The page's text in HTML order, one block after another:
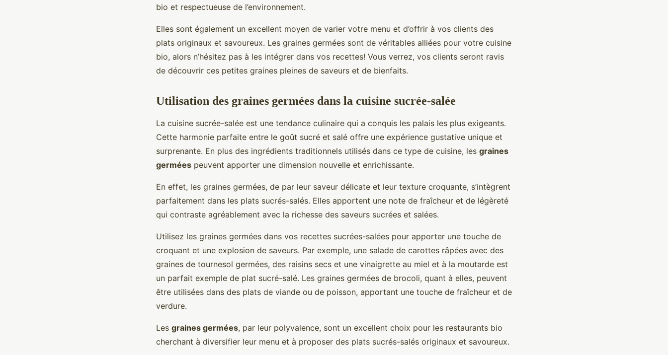
bio et respectueuse de l’environnement.
Elles sont également un excellent moyen de varier votre menu et d’offrir à vos clients des
plats originaux et savoureux. Les graines germées sont de véritables alliées pour votre cuisine
bio, alors n’hésitez pas à les intégrer dans vos recettes! Vous verrez, vos clients seront ravis
de découvrir ces petites graines pleines de saveurs et de bienfaits.
Utilisation des graines germées dans la cuisine sucrée-salée
La cuisine sucrée-salée est une tendance culinaire qui a conquis les palais les plus exigeants.
Cette harmonie parfaite entre le goût sucré et salé offre une expérience gustative unique et
surprenante. En plus des ingrédients traditionnels utilisés dans ce type de cuisine, les graines
germées peuvent apporter une dimension nouvelle et enrichissante.
En effet, les graines germées, de par leur saveur délicate et leur texture croquante, s’intègrent
parfaitement dans les plats sucrés-salés. Elles apportent une note de fraîcheur et de légèreté
qui contraste agréablement avec la richesse des saveurs sucrées et salées.
Utilisez les graines germées dans vos recettes sucrées-salées pour apporter une touche de
croquant et une explosion de saveurs. Par exemple, une salade de carottes râpées avec des
graines de tournesol germées, des raisins secs et une vinaigrette au miel et à la moutarde est
un parfait exemple de plat sucré-salé. Les graines germées de brocoli, quant à elles, peuvent
être utilisées dans des plats de viande ou de poisson, apportant une touche de fraîcheur et de
verdure.
Les graines germées, par leur polyvalence, sont un excellent choix pour les restaurants bio
cherchant à diversifier leur menu et à proposer des plats sucrés-salés originaux et savoureux.